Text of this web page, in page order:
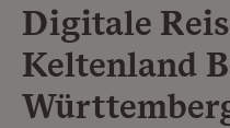
Digitale
Keltenland